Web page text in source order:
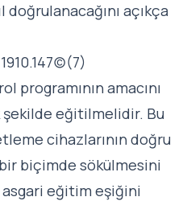
açıkça
programının amacını
eğitilmelidir. Bu
cihazlarının doğru
bir biçimde sökülmesini
asgari eğitim eşiğini